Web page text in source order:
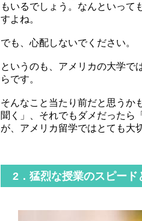
もいるでしょう。なんといって
すよね。
でも、心配しないでください。
というのも、アメリカの大学では
らです。
そんなこと当たり前だと思うか
聞く」、それでもダメだったら
が、アメリカ留学ではとても大
2．猛烈な授業のスピード